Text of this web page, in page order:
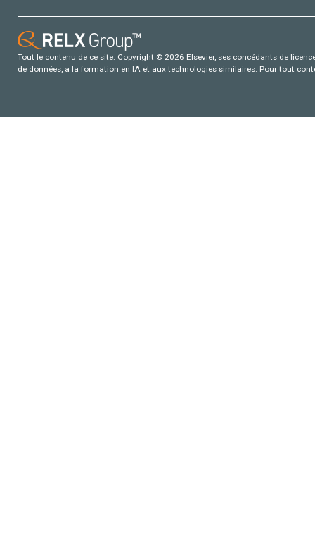
Tout le contenu de ce site: Copyright © 2026 Elsevier, ses concédants de
de données, a la formation en IA et aux technologies similaires. Pour tout